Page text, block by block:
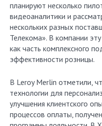
планируют несколько
видеоаналитики и
нескольких разных
Телекома». В компании
как часть комплексного
эффективности розницы.
В Leroy Merlin отметили,
технологии для
улучшения клиентского
процессов оплаты,